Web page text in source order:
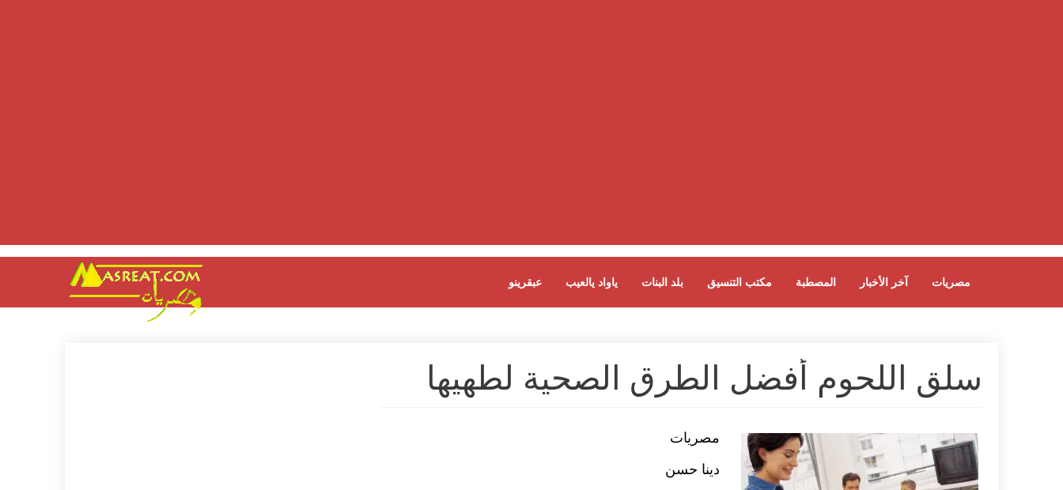
عبقرينو ياواد يالعيب بلد البنات مكتب التنسيق المصطبة آخر الأخبار مصريات
سلق اللحوم أفضل الطرق الصحية لطهيها
مصريات
دينا حسن